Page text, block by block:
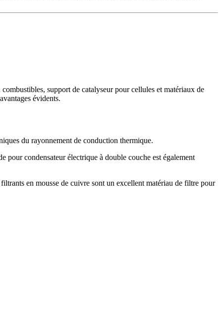
support de catalyseur pour cellules et matériaux de
évidents.
du rayonnement de conduction thermique.
condensateur électrique à double couche est également
en mousse de cuivre sont un excellent matériau de filtre pour